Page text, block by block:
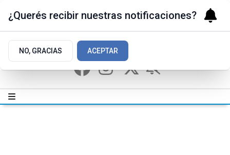
¿Querés recibir nuestras notificaciones?
NO, GRACIAS ACEPTAR